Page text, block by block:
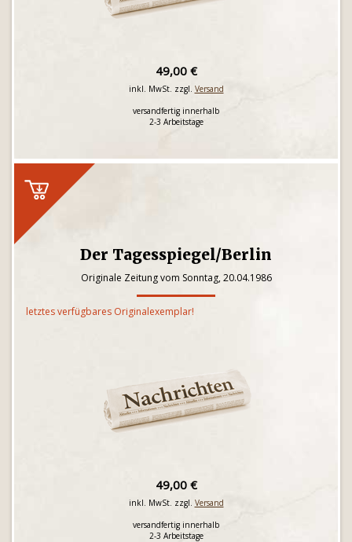
49,00 €
inkl. MwSt. zzgl. Versand
versandfertig innerhalb
2-3 Arbeitstage
Der Tagesspiegel/Berlin
Originale Zeitung vom Sonntag, 20.04.1986
letztes verfügbares Originalexemplar!
49,00 €
inkl. MwSt. zzgl. Versand
versandfertig innerhalb
2-3 Arbeitstage